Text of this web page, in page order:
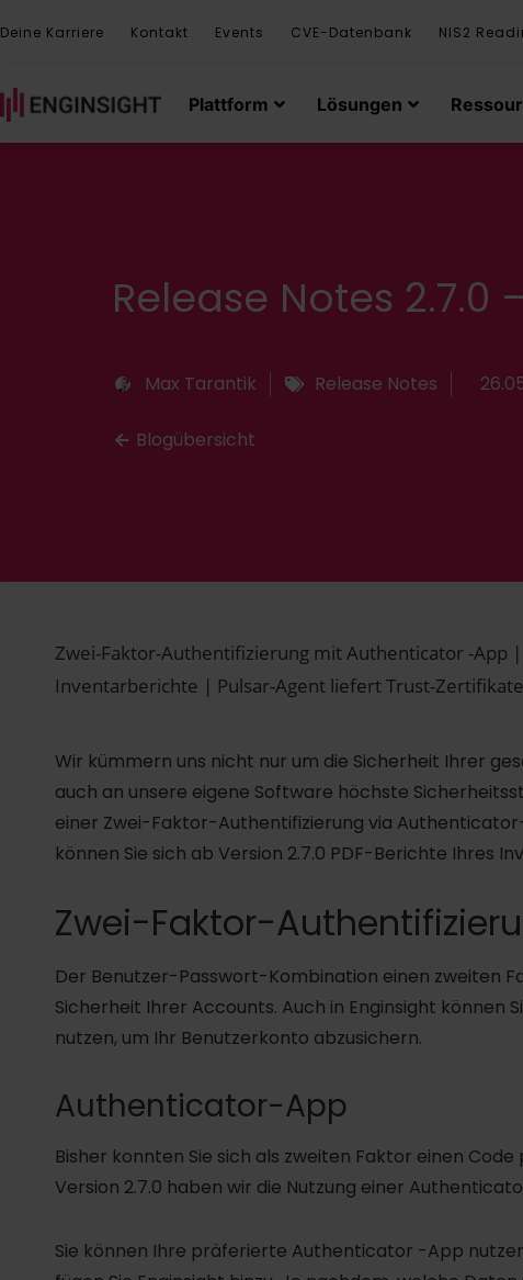
Deine Karriere Kontakt Events CVE-Datenbank NIS2
Plattform Lösungen
Release Notes 2.7.0
Max Tarantik Release Notes
Blogübersicht
Zwei-Faktor-Authentifizierung mit Authenticator -App
Inventarberichte | Pulsar-Agent liefert Trust-
Wir kümmern uns nicht nur um die Sicherheit Ihrer
auch an unsere eigene Software höchste
einer Zwei-Faktor-Authentifizierung via
können Sie sich ab Version 2.7.0 PDF-Berichte Ihres
Zwei-Faktor-
Der Benutzer-Passwort-Kombination einen zweiten
Sicherheit Ihrer Accounts. Auch in Enginsight können
nutzen, um Ihr Benutzerkonto abzusichern.
Authenticator-App
Bisher konnten Sie sich als zweiten Faktor einen
Version 2.7.0 haben wir die Nutzung einer
Sie können Ihre präferierte Authenticator -App